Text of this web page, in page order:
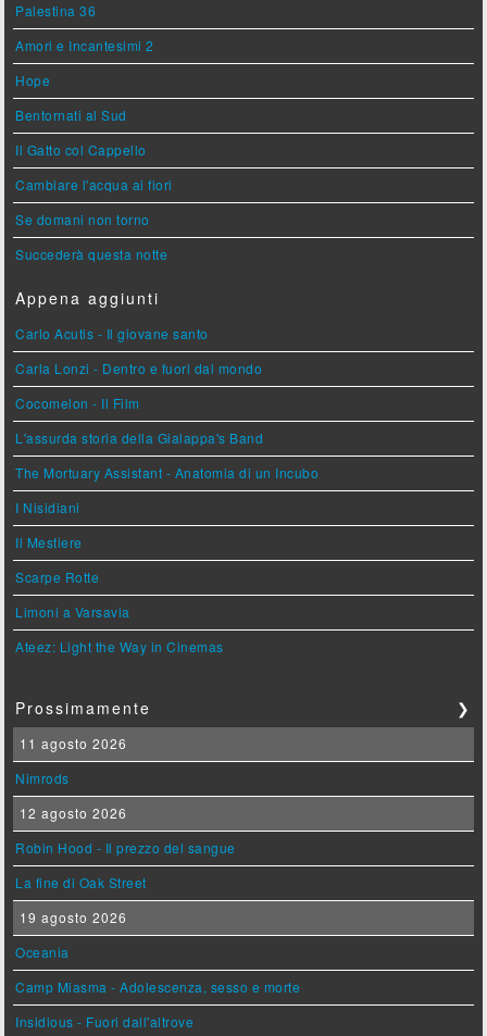
Palestina 36
Amori e Incantesimi 2
Hope
Bentornati al Sud
Il Gatto col Cappello
Cambiare l'acqua ai fiori
Se domani non torno
Succederà questa notte
Appena aggiunti
Carlo Acutis - Il giovane santo
Carla Lonzi - Dentro e fuori dal mondo
Cocomelon - Il Film
L'assurda storia della Gialappa's Band
The Mortuary Assistant - Anatomia di un Incubo
I Nisidiani
Il Mestiere
Scarpe Rotte
Limoni a Varsavia
Ateez: Light the Way in Cinemas
Prossimamente ❯
11 agosto 2026
Nimrods
12 agosto 2026
Robin Hood - Il prezzo del sangue
La fine di Oak Street
19 agosto 2026
Oceania
Camp Miasma - Adolescenza, sesso e morte
Insidious - Fuori dall'altrove